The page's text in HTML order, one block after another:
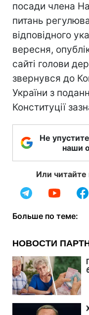
посади члена
питань
відповідного
вересня,
сайті голови
звернувся до
України з
Конституції
Не
наши
Или читайте
Больше по теме: